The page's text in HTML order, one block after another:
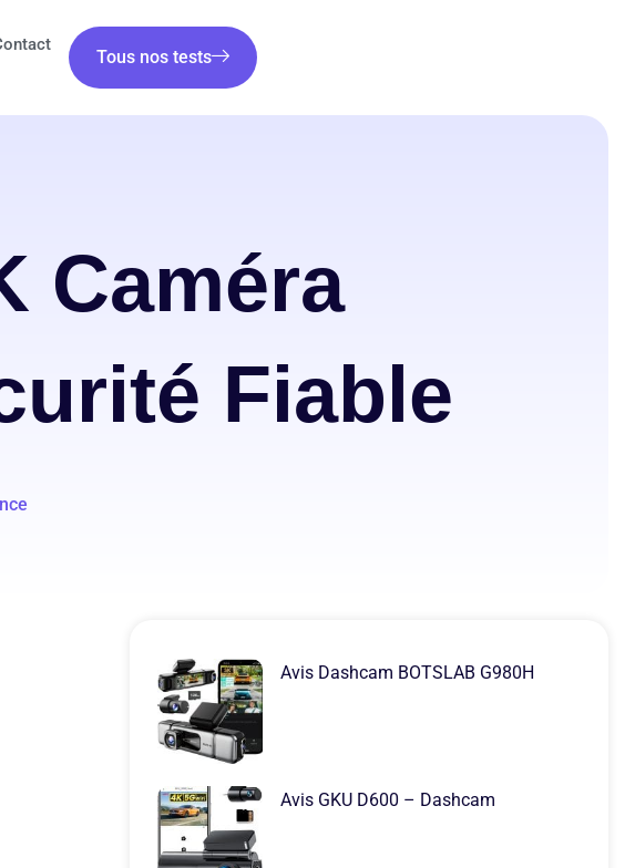
Tous nos tests
Caméra
Fiable
Avis Dashcam BOTSLAB G980H
Avis GKU D600 – Dashcam